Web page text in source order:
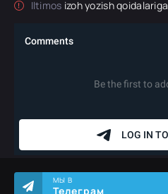
Iltimos izoh yozish qoidalariga
МЫ В
Телеграм